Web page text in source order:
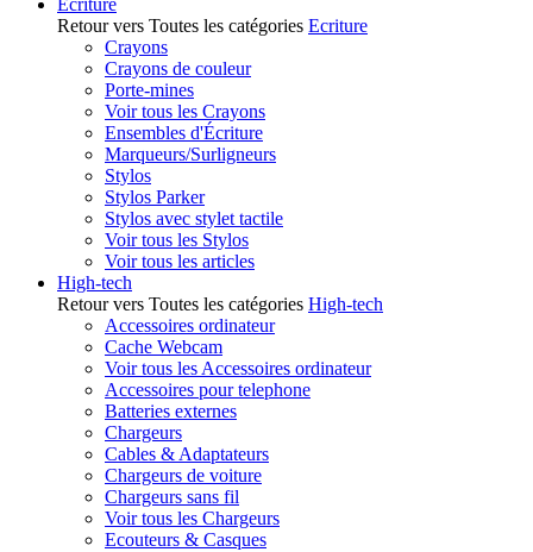
Ecriture
Retour vers Toutes les catégories Ecriture
Crayons
Crayons de couleur
Porte-mines
Voir tous les Crayons
Ensembles d'Écriture
Marqueurs/Surligneurs
Stylos
Stylos Parker
Stylos avec stylet tactile
Voir tous les Stylos
Voir tous les articles
High-tech
Retour vers Toutes les catégories High-tech
Accessoires ordinateur
Cache Webcam
Voir tous les Accessoires ordinateur
Accessoires pour telephone
Batteries externes
Chargeurs
Cables & Adaptateurs
Chargeurs de voiture
Chargeurs sans fil
Voir tous les Chargeurs
Ecouteurs & Casques